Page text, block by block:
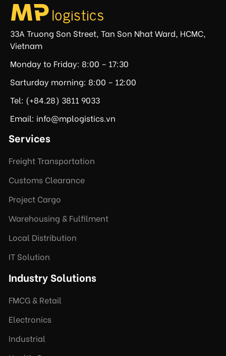
33A Truong Son Street, Tan Son Nhat Ward, HCMC,
Vietnam
Monday to Friday: 8:00 – 17:30
Sarturday morning: 8:00 – 12:00
Tel: (+84.28) 3811 9033
Email: info@mplogistics.vn
Services
Freight Transportation
Customs Clearance
Project Cargo
Warehousing & Fulfilment
Local Distribution
IT Solution
Industry Solutions
FMCG & Retail
Electronics
Industrial